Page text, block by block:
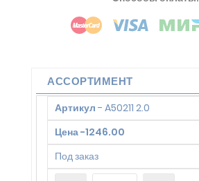
АССОРТИМЕНТ
Артикул - A50211 2.0
Цена-1246.00
Под заказ